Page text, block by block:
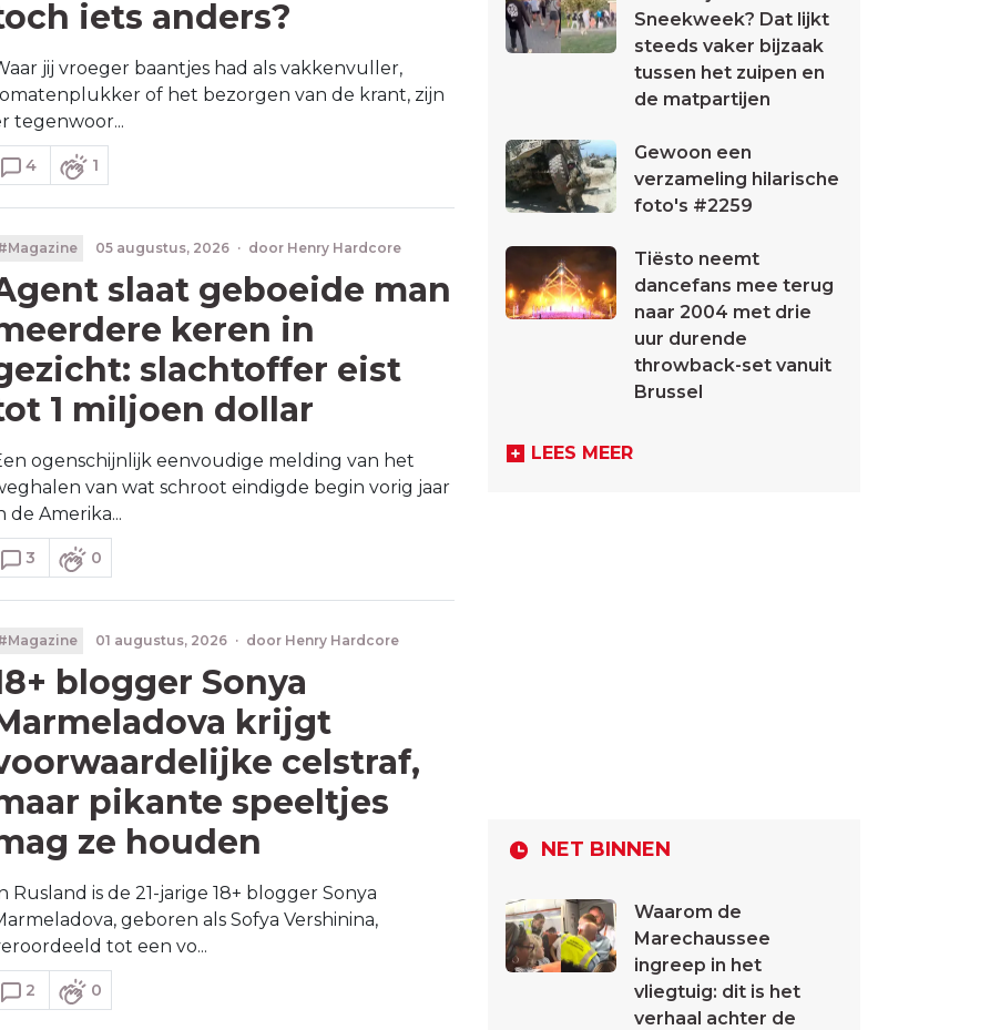
iets anders?
jij vroeger baantjes had als vakkenvuller,
of het bezorgen van de krant, zijn
tegenwoor...
4 1
05 augustus, 2026 · door Henry Hardcore
slaat geboeide man
keren in
slachtoffer eist
1 miljoen dollar
ogenschijnlijk eenvoudige melding van het
van wat schroot eindigde begin vorig jaar
de Amerika...
3 0
01 augustus, 2026 · door Henry Hardcore
blogger Sonya
krijgt
celstraf,
pikante speeltjes
ze houden
Rusland is de 21-jarige 18+ blogger Sonya
geboren als Sofya Vershinina,
tot een vo...
2 0
Sneekweek? Dat lijkt
steeds vaker bijzaak
tussen het zuipen en
de matpartijen
Gewoon een
verzameling hilarische
foto's #2259
Tiësto neemt
dancefans mee terug
naar 2004 met drie
uur durende
throwback-set vanuit
Brussel
LEES MEER
NET BINNEN
Waarom de
Marechaussee
ingreep in het
vliegtuig: dit is het
verhaal achter de